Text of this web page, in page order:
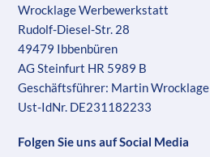
Wrocklage Werbewerkstatt
Rudolf-Diesel-Str. 28
49479 Ibbenbüren
AG Steinfurt HR 5989 B
Geschäftsführer: Martin Wrocklage
Ust-IdNr. DE231182233
Folgen Sie uns auf Social Media